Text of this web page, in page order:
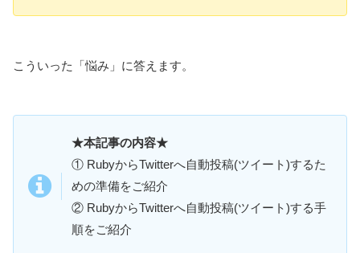
こういった「悩み」に答えます。
★本記事の内容★
① RubyからTwitterへ自動投稿(ツイート)するた
めの準備をご紹介
② RubyからTwitterへ自動投稿(ツイート)する手
順をご紹介